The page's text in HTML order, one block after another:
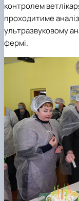
контролем
проходитиме
ультразвуковому
фермі.